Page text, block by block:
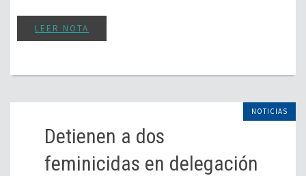
LEER NOTA
NOTICIAS
Detienen a dos
feminicidas en delegación